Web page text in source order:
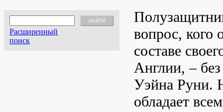
Расширенный
поиск
вопрос, кого
составе
Англии, –
Уэйна Руни.
обладает